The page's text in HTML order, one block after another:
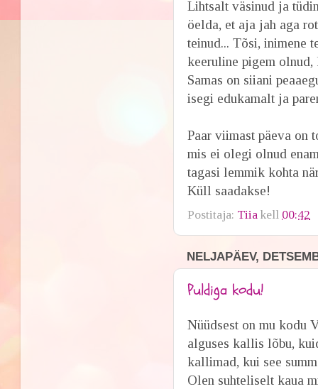
Lihtsalt väsinud ja
öelda, et aja jah aga
teinud... Tõsi, inimene
keeruline pigem
Samas on siiani
isegi edukamalt ja
Paar viimast päeva on
mis ei olegi olnud
tagasi lemmik kohta
Küll saadakse!
Postitaja: Tiia kell 00:42
NELJAPÄEV,
Puldiga kodu!
Nüüdsest on mu kodu
alguses kallis lõbu,
kallimad, kui see
Olen suhteliselt kaua